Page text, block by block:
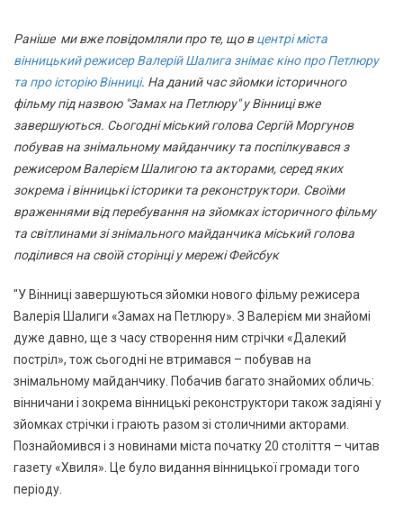
Раніше ми вже повідомляли про те, що вцентрі міста
вінницький режисер Валерій Шалига знімає кіно про Петлюру
та про історію Вінниці. На даний час зйомки історичного
фільму під назвою "Замах на Петлюру" у Вінниці вже
завершуються. Сьогодні міський голова Сергій Моргунов
побував на знімальному майданчику та поспілкувався з
режисером Валерієм Шалигою та акторами, серед яких
зокрема і вінницькі історики та реконструктори. Своїми
враженнями від перебування на зйомках історичного фільму
та світлинами зі знімального майданчика міський голова
поділився на своїй сторінці у мережі Фейсбук
"У Вінниці завершуються зйомки нового фільму режисера
Валерія Шалиги «Замах на Петлюру». З Валерієм ми знайомі
дуже давно, ще з часу створення ним стрічки «Далекий
постріл», тож сьогодні не втримався – побував на
знімальному майданчику. Побачив багато знайомих обличь:
вінничани і зокрема вінницькі реконструктори також задіяні у
зйомках стрічки і грають разом зі столичними акторами.
Познайомився і з новинами міста початку 20 століття – читав
газету «Хвиля». Це було видання вінницької громади того
періоду.